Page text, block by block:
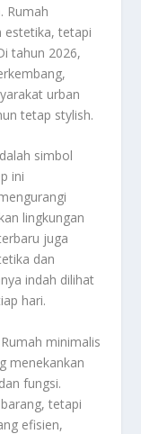
Rumah
estetika, tetapi
tahun 2026,
urban
tetap stylish.
simbol
ini
lingkungan
juga
dan
indah dilihat
hari.
minimalis
menekankan
fungsi.
tetapi
efisien,